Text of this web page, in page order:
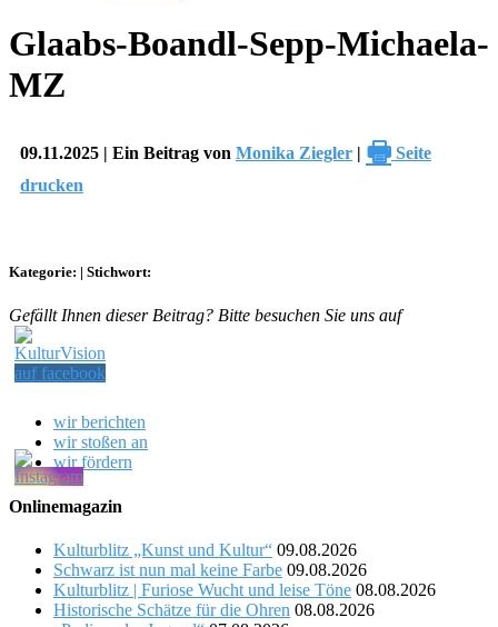
Glaabs-Boandl-Sepp-Michaela-
MZ
09.11.2025 | Ein Beitrag von Monika Ziegler | 🖶 Seite
drucken
Kategorie: | Stichwort:
Gefällt Ihnen dieser Beitrag? Bitte besuchen Sie uns auf
wir berichten
wir stoßen an
wir fördern
Onlinemagazin
Kulturblitz „Kunst und Kultur“ 09.08.2026
Schwarz ist nun mal keine Farbe 09.08.2026
Kulturblitz | Furiose Wucht und leise Töne 08.08.2026
Historische Schätze für die Ohren 08.08.2026